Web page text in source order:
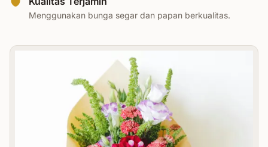
Menggunakan bunga segar dan papan berkualitas.